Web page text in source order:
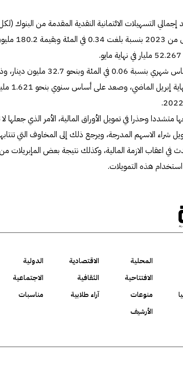
التسهيلات الائتمانية النقدية المقدمة من البنوك
وزاد هذا الرصيد على أساس شهري بنسبة 0.06
52.234
متشددا وحذرا في تمويل الأوراق المالية، الأمر الذي
شراء الاسهم المدرجة، ويرجع ذلك إلى المخاوف التي
في اعقاب الازمة المالية، وكذلك نتيجة بعض المإبريلات
هذه التمويلات.
المحلية الاقتصادية الدولية
الافتتاحية الثقافية الاجتماعية
منوعات آراء طلابية مناسبات
الأرشيف